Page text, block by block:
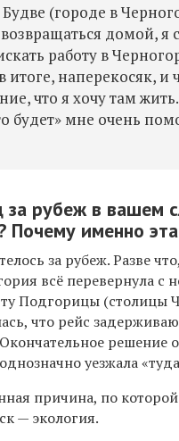
(городе в
домой, я
работу в
наперекосяк, и
что я хочу там
будет» мне очень
за рубеж в вашем
Почему именно
за рубеж. Разве что,
всё перевернула с
Подгорицы (столицы
что рейс
Окончательное решение
уезжала
причина, по
— экология.